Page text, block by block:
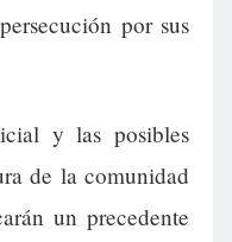
por sus
y las posibles
de la comunidad
un precedente